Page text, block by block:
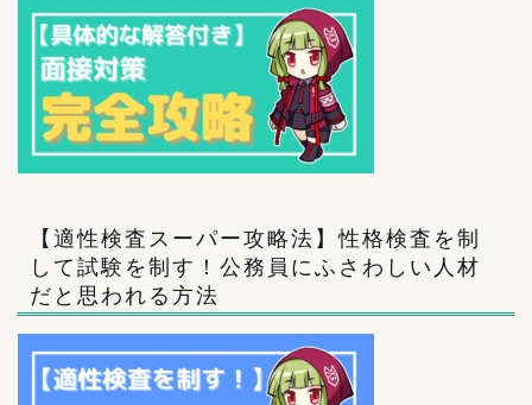
【適性検査スーパー攻略法】性格検査を制
して試験を制す！公務員にふさわしい人材
だと思われる方法